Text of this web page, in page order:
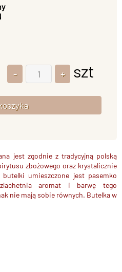
szt
jest zgodnie z tradycyjną polską
zbożowego oraz krystalicznie
umieszczone jest pasemko
aromat i barwę tego
nie mają sobie równych. Butelka w